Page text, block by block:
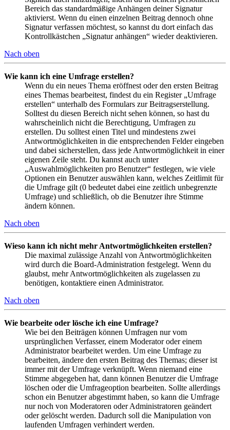
Bereich das standardmäßige Anhängen deiner Signatur
aktivierst. Wenn du einen einzelnen Beitrag dennoch ohne
Signatur verfassen möchtest, so kannst du dort einfach das
Kontrollkästchen „Signatur anhängen“ wieder deaktivieren.
Nach oben
Wie kann ich eine Umfrage erstellen?
Wenn du ein neues Thema eröffnest oder den ersten Beitrag
eines Themas bearbeitest, findest du ein Register „Umfrage
erstellen“ unterhalb des Formulars zur Beitragserstellung.
Solltest du diesen Bereich nicht sehen können, so hast du
wahrscheinlich nicht die Berechtigung, Umfragen zu
erstellen. Du solltest einen Titel und mindestens zwei
Antwortmöglichkeiten in die entsprechenden Felder eingeben
und dabei sicherstellen, dass jede Antwortmöglichkeit in einer
eigenen Zeile steht. Du kannst auch unter
„Auswahlmöglichkeiten pro Benutzer“ festlegen, wie viele
Optionen ein Benutzer auswählen kann, welches Zeitlimit für
die Umfrage gilt (0 bedeutet dabei eine zeitlich unbegrenzte
Umfrage) und schließlich, ob die Benutzer ihre Stimme
ändern können.
Nach oben
Wieso kann ich nicht mehr Antwortmöglichkeiten erstellen?
Die maximal zulässige Anzahl von Antwortmöglichkeiten
wird durch die Board-Administration festgelegt. Wenn du
glaubst, mehr Antwortmöglichkeiten als zugelassen zu
benötigen, kontaktiere einen Administrator.
Nach oben
Wie bearbeite oder lösche ich eine Umfrage?
Wie bei den Beiträgen können Umfragen nur vom
ursprünglichen Verfasser, einem Moderator oder einem
Administrator bearbeitet werden. Um eine Umfrage zu
bearbeiten, ändere den ersten Beitrag des Themas; dieser ist
immer mit der Umfrage verknüpft. Wenn niemand eine
Stimme abgegeben hat, dann können Benutzer die Umfrage
löschen oder die Umfrageoption bearbeiten. Sollte allerdings
schon ein Benutzer abgestimmt haben, so kann die Umfrage
nur noch von Moderatoren oder Administratoren geändert
oder gelöscht werden. Dadurch soll die Manipulation von
laufenden Umfragen verhindert werden.